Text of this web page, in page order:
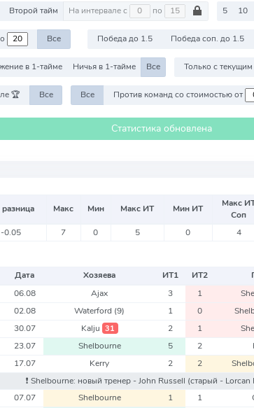
Второй тайм На интервале с по 5 10
Все Победа до 1.5 Победа соп. до 1.5
в 1-тайме Ничья в 1-тайме Все Только с
🏆 Все Все Против команд со стоимостью от
Статистика обновлена
Макс Мин Макс ИТ Мин ИТ
Макс
Соп
-0.05 7 0 5 0 4
Дата Хозяева ИТ1 ИТ2
06.08 Ajax 3 1
02.08 Waterford (9) 1 0
30.07 Kalju 31 2 1
23.07 Shelbourne 5 2
17.07 Kerry 2 2
❗️ Shelbourne: новый тренер - John Russell (старый - Lorcan
07.07 Shelbourne 1 1